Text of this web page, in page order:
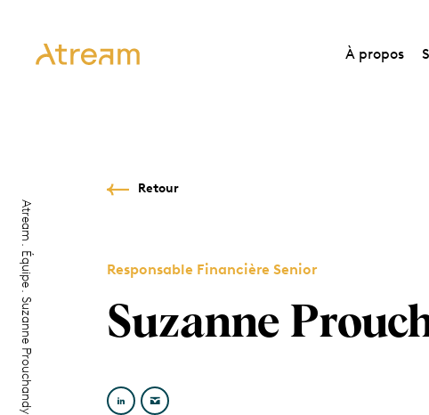
À propos
Atream
Équipe
Suzanne Prouchandy
Retour
Responsable Financière Senior
Suzanne